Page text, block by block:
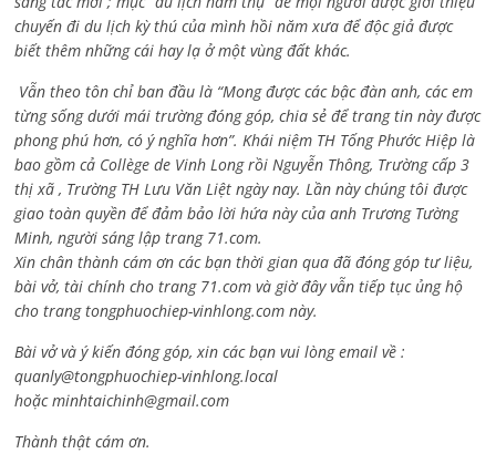
chuyến đi du lịch kỳ thú của mình hồi năm xưa để độc giả được
biết thêm những cái hay lạ ở một vùng đất khác.
Vẫn theo tôn chỉ ban đầu là “Mong được các bậc đàn anh, các em
từng sống dưới mái trường đóng góp, chia sẻ để trang tin này được
phong phú hơn, có ý nghĩa hơn”. Khái niệm TH Tống Phước Hiệp là
bao gồm cả Collège de Vinh Long rồi Nguyễn Thông, Trường cấp 3
thị xã , Trường TH Lưu Văn Liệt ngày nay. Lần này chúng tôi được
giao toàn quyền để đảm bảo lời hứa này của anh Trương Tường
Minh, người sáng lập trang 71.com.
Xin chân thành cám ơn các bạn thời gian qua đã đóng góp tư liệu,
bài vở, tài chính cho trang 71.com và giờ đây vẫn tiếp tục ủng hộ
cho trang tongphuochiep-vinhlong.com này.
Bài vở và ý kiến đóng góp, xin các bạn vui lòng email về :
quanly@tongphuochiep-vinhlong.local
hoặcminhtaichinh@gmail.com
Thành thật cám ơn.